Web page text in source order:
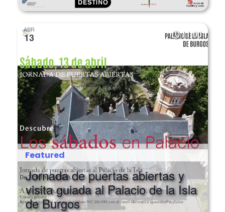
ABR
13 11:00
Featured
Jornada de puertas abiertas y
visita guiada al Palacio de la Isla
de Burgos